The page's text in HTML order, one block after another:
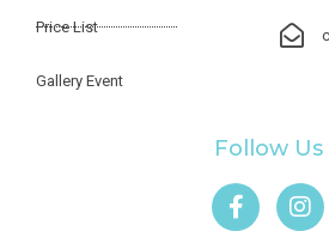
Price List
Gallery Event
Follow Us